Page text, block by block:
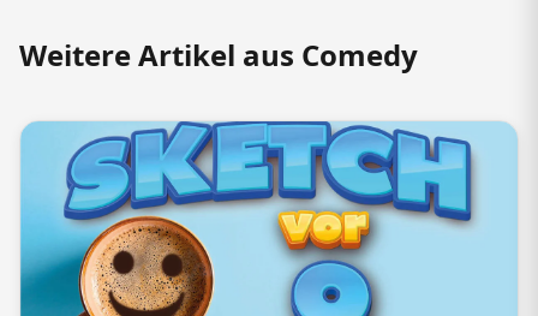
Weitere Artikel aus Comedy